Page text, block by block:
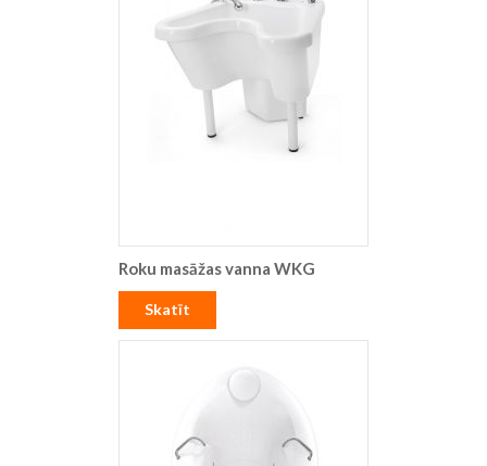
Roku masāžas vanna WKG
Skatīt